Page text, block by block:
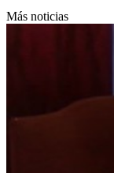
Más noticias